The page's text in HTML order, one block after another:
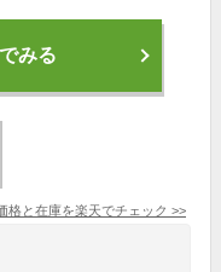
みる
格と在庫を楽天でチェック >>